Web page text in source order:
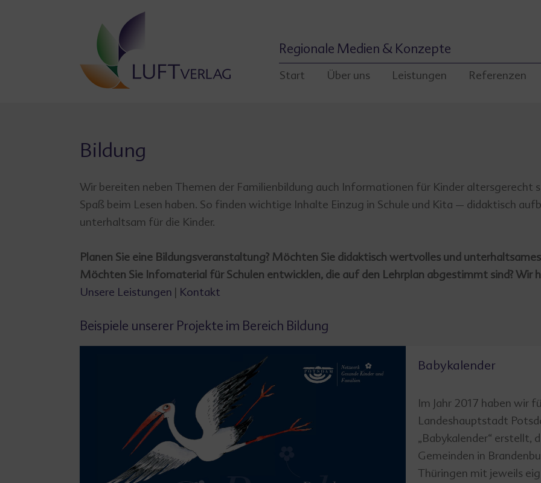
Regionale Medien & Konzepte
Start Über uns Leistungen Referenzen
Bildung
Wir bereiten neben Themen der Familienbildung auch Informationen für Kinder altersgerecht
Spaß beim Lesen haben. So finden wichtige Inhalte Einzug in Schule und Kita – didaktisch
unterhaltsam für die Kinder.
Planen Sie eine Bildungsveranstaltung? Möchten Sie didaktisch wertvolles und
Möchten Sie Infomaterial für Schulen entwicklen, die auf den Lehrplan abgestimmt sind? Wir
Unsere Leistungen | Kontakt
Beispiele unserer Projekte im Bereich Bildung
Babykalender
Im Jahr 2017 haben wir
Landeshauptstadt
„Babykalender“ erstellt,
Gemeinden in
Thüringen mit jeweils